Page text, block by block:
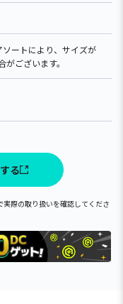
ートにより、サイズが
がございます。
る
際の取り扱いを確認してくださ